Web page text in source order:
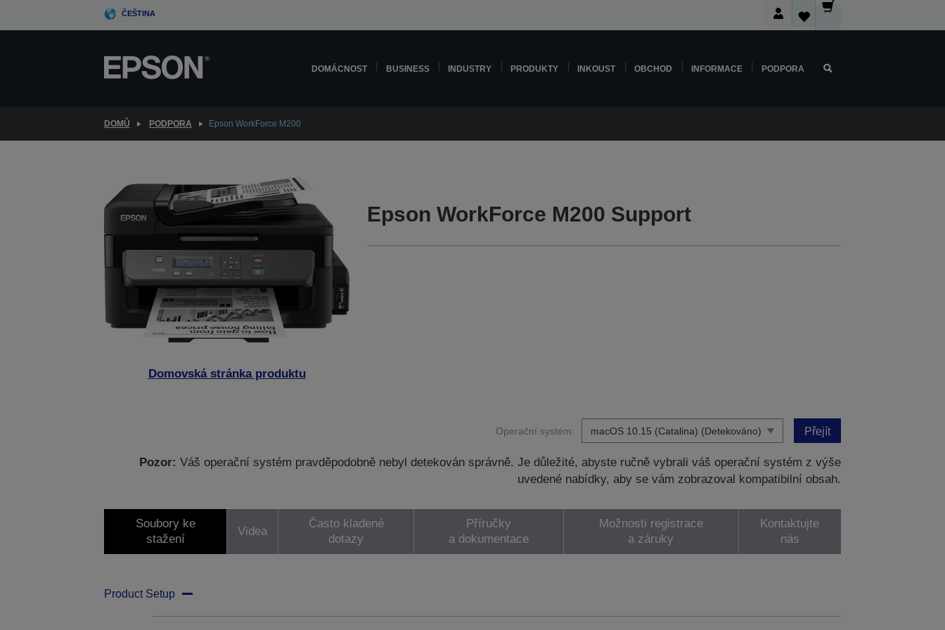
ČEŠTINA
DOMÁCNOST BUSINESS INDUSTRY PRODUKTY INKOUST OBCHOD INFORMACE PODPORA
DOMŮ PODPORA Epson WorkForce M200
Domovská stránka produktu
Epson WorkForce M200 Support
Operační systém: Přejít
Pozor: Váš operační systém pravděpodobně nebyl detekován správně. Je důležité, abyste ručně vybrali váš operační systém z výše
uvedené nabídky, aby se vám zobrazoval kompatibilní obsah.
Soubory ke
stažení
Videa
Často kladené
dotazy
Příručky
a dokumentace
Možnosti registrace
a záruky
Kontaktujte
nás
Product Setup